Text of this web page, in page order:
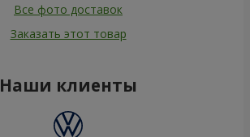
Все фото доставок
Заказать этот товар
Наши клиенты